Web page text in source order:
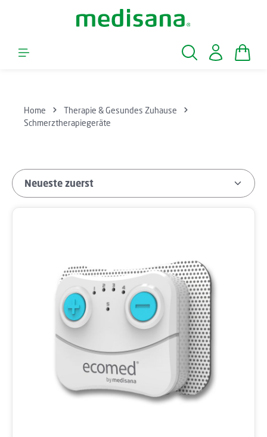
Zum Hauptinhalt springen
Home
Therapie & Gesundes Zuhause
Schmerztherapiegeräte